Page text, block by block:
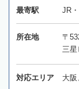
最寄駅 JR
所在地
〒
三
対応エリア 大